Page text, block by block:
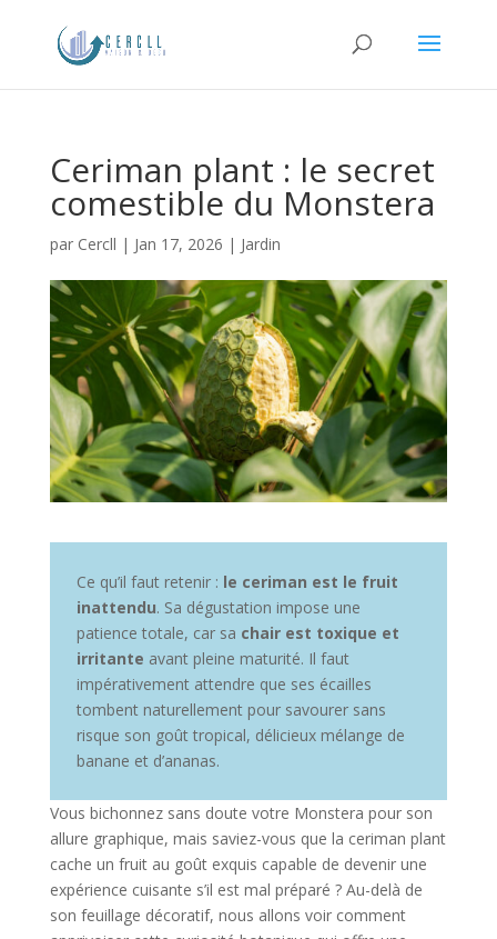
Ceriman plant : le secret
comestible du Monstera
par Cercll | Jan 17, 2026 | Jardin
Ce qu’il faut retenir : le ceriman est le fruit
inattendu. Sa dégustation impose une
patience totale, car sa chair est toxique et
irritante avant pleine maturité. Il faut
impérativement attendre que ses écailles
tombent naturellement pour savourer sans
risque son goût tropical, délicieux mélange de
banane et d’ananas.
Vous bichonnez sans doute votre Monstera pour son
allure graphique, mais saviez-vous que la ceriman plant
cache un fruit au goût exquis capable de devenir une
expérience cuisante s’il est mal préparé ? Au-delà de
son feuillage décoratif, nous allons voir comment